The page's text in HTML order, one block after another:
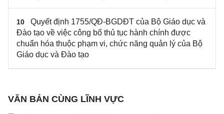
10
Quyết định 1755/QĐ-BGDĐT của Bộ Giáo dục và
Đào tạo về việc công bố thủ tục hành chính được
chuẩn hóa thuộc phạm vi, chức năng quản lý của Bộ
Giáo dục và Đào tạo
VĂN BẢN CÙNG LĨNH VỰC